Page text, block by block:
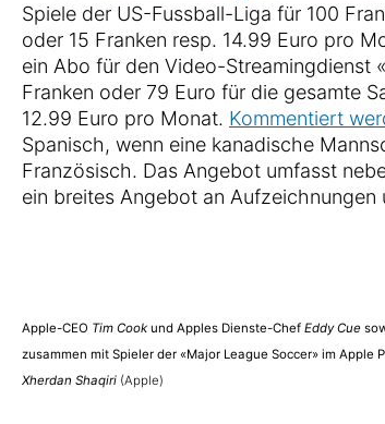
Spiele der US-Fussball-Liga für 100
oder 15 Franken resp. 14.99 Euro pro
ein Abo für den Video-Streamingdienst
Franken oder 79 Euro für die gesamte
12.99 Euro pro Monat. Kommentiert
Spanisch, wenn eine kanadische
Französisch. Das Angebot umfasst
ein breites Angebot an
Apple-CEO Tim Cookund Apples Dienste-Chef Eddy Cue
zusammen mit Spieler der «Major League Soccer» im Apple
Xherdan Shaqiri (Apple)